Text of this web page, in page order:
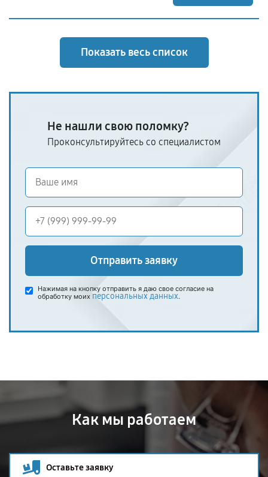
Показать весь список
Не нашли свою поломку?
Проконсультируйтесь со специалистом
Отправить заявку
Нажимая на кнопку отправить я даю свое согласие на
обработку моих персональных данных.
Как мы работаем
Оставьте заявку